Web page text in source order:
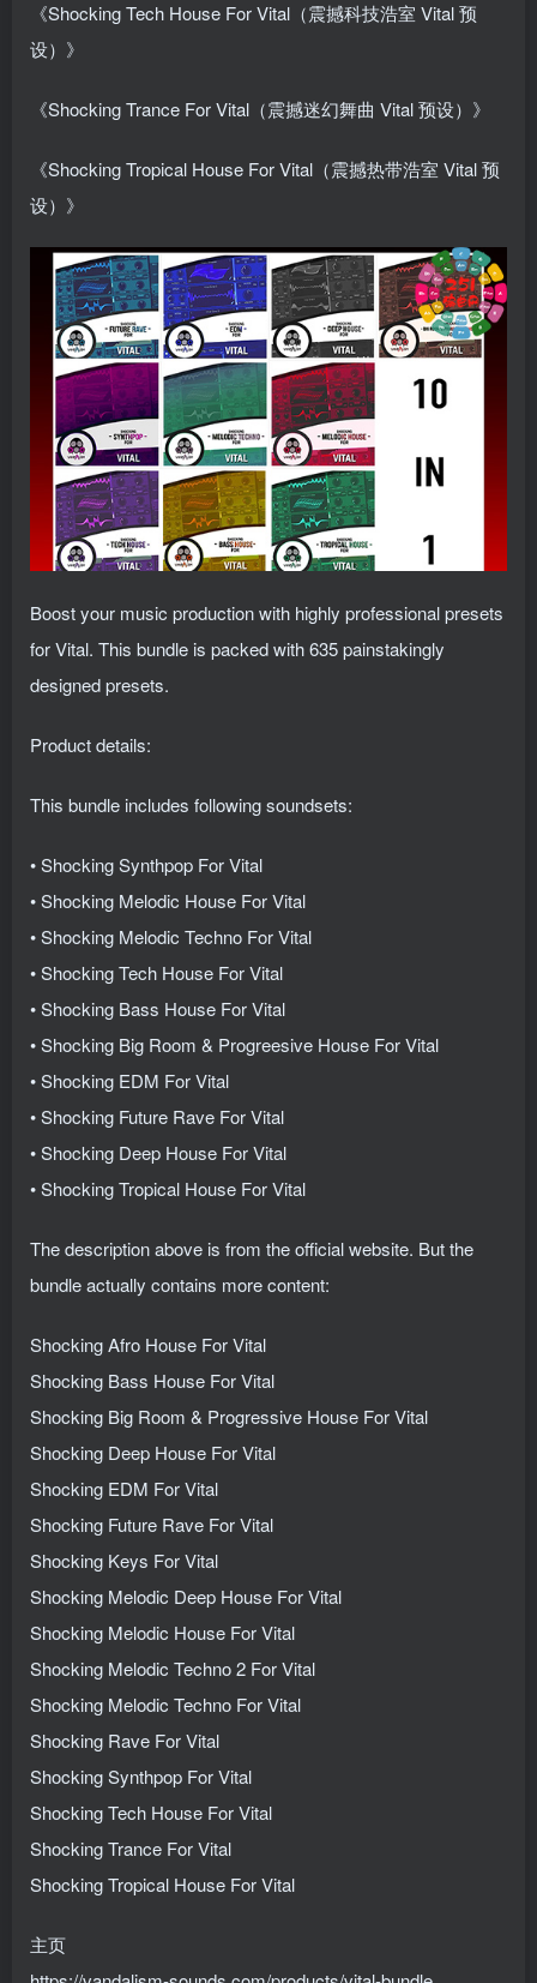
《Shocking Tech House For Vital（震撼科技浩室 Vital 预
设）》
《Shocking Trance For Vital（震撼迷幻舞曲 Vital 预设）》
《Shocking Tropical House For Vital（震撼热带浩室 Vital 预
设）》
Boost your music production with highly professional presets
for Vital. This bundle is packed with 635 painstakingly
designed presets.
Product details:
This bundle includes following soundsets:
• Shocking Synthpop For Vital
• Shocking Melodic House For Vital
• Shocking Melodic Techno For Vital
• Shocking Tech House For Vital
• Shocking Bass House For Vital
• Shocking Big Room & Progreesive House For Vital
• Shocking EDM For Vital
• Shocking Future Rave For Vital
• Shocking Deep House For Vital
• Shocking Tropical House For Vital
The description above is from the official website. But the
bundle actually contains more content:
Shocking Afro House For Vital
Shocking Bass House For Vital
Shocking Big Room & Progressive House For Vital
Shocking Deep House For Vital
Shocking EDM For Vital
Shocking Future Rave For Vital
Shocking Keys For Vital
Shocking Melodic Deep House For Vital
Shocking Melodic House For Vital
Shocking Melodic Techno 2 For Vital
Shocking Melodic Techno For Vital
Shocking Rave For Vital
Shocking Synthpop For Vital
Shocking Tech House For Vital
Shocking Trance For Vital
Shocking Tropical House For Vital
主页